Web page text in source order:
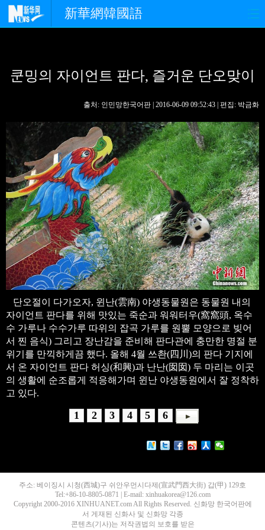
新華網韓國語
경제 사회 포토
핫 TV 문화
연예 관광 오피니언
생생 중국어
쿤밍의 자이언트 판다, 즐거운 단오맞이
출처: 인민망한국어판 | 2016-06-09 09:52:43 | 편집: 박금화
단오절이 다가오자, 윈난(雲南) 야생동물원은 동물원 내의
자이언트 판다를 위해 맛있는 죽순과 워워터우(窩窩頭, 옥수
수 가루나 수수가루 따위의 잡곡 가루를 원뿔 모양으로 빚어
서 찐 음식) 그리고 장난감을 준비해 판다관에 충만한 명절 분
위기를 만끽하게끔 했다. 올해 4월 쓰촨(四川)의 판다 기지에
서 온 자이언트 판다 허싱(和興)과 난난(囡囡) 두 마리는 이곳
의 생활에 순조롭게 적응해가며 윈난 야생동원에서 잘 정착하
고 있다.
1 2 3 4 5 6
주소: 베이징시 시청(西城)구 쉬안우먼시다제(宣武門西大街) 갑(甲) 129호
Tel:+86-10-8805-0871 | E-mail: xinhuakorea@126.com
Copyright 2000-2016 XINHUANET.com All Rights Reserved. 신화망 한국어판에
서 게재된 신화사 및 신화망 각종
콘텐츠(기사)는 저작권법의 보호를 받은